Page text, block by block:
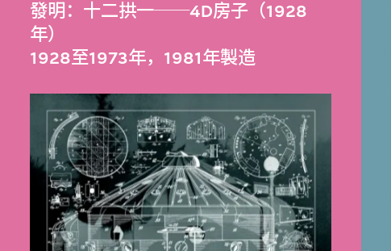
發明：十二拱一──4D房子（1928
年）
1928至1973年，1981年製造